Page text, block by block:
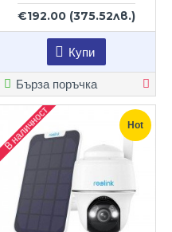
€192.00 (375.52лв.)
Купи
Бърза поръчка
Hot
В наличност